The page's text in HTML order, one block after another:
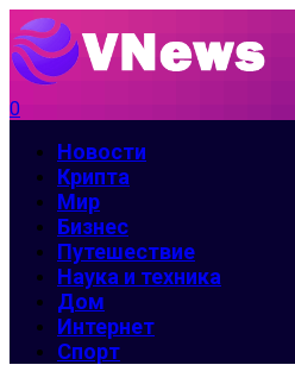
0
Новости
Крипта
Мир
Бизнес
Путешествие
Наука и техника
Дом
Интернет
Спорт